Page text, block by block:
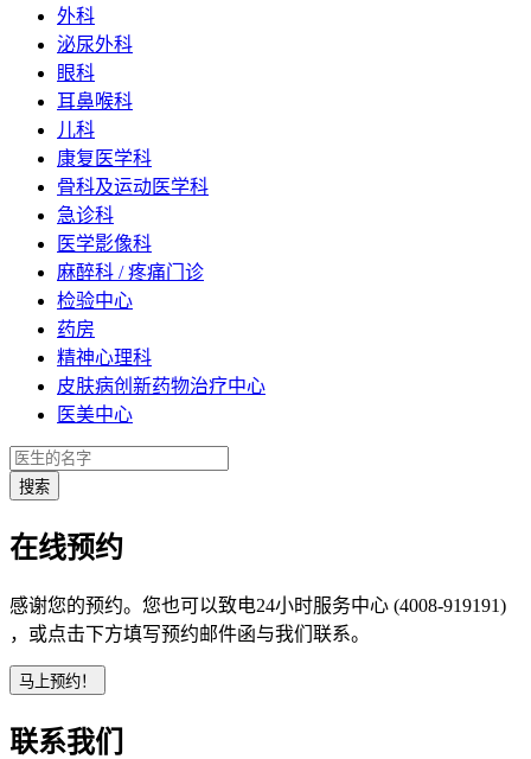
外科
泌尿外科
眼科
耳鼻喉科
儿科
康复医学科
骨科及运动医学科
急诊科
医学影像科
麻醉科 / 疼痛门诊
检验中心
药房
精神心理科
皮肤病创新药物治疗中心
医美中心
在线预约
感谢您的预约。您也可以致电24小时服务中心 (4008-919191)
，或点击下方填写预约邮件函与我们联系。
联系我们